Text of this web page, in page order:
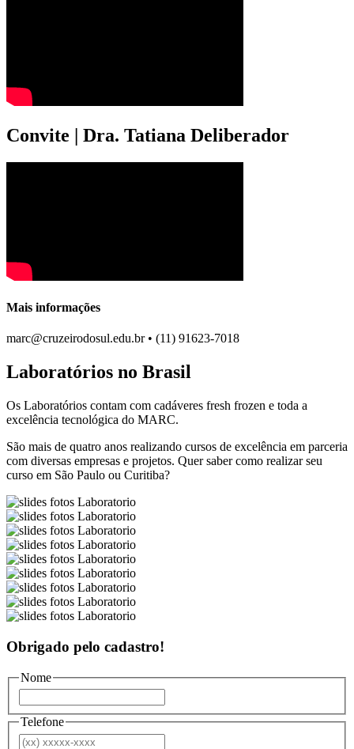
Convite | Dra. Tatiana Deliberador
Mais informações
marc@cruzeirodosul.edu.br • (11) 91623-7018
Laboratórios no Brasil
Os Laboratórios contam com cadáveres fresh frozen e toda a
excelência tecnológica do MARC.
São mais de quatro anos realizando cursos de excelência em parceria
com diversas empresas e projetos. Quer saber como realizar seu
curso em São Paulo ou Curitiba?
Obrigado pelo cadastro!
Nome
Telefone